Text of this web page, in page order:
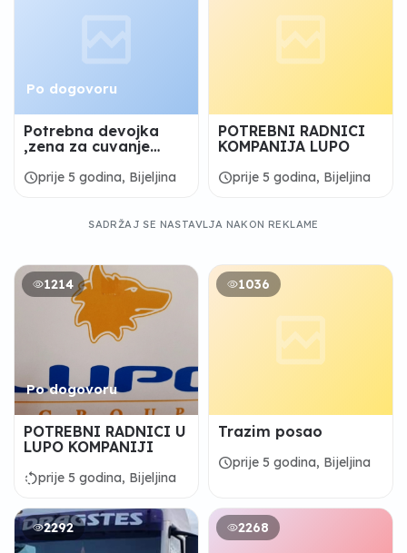
Po dogovoru
Potrebna devojka
,zena za cuvanje
scheduleprije 5 godina, Bijeljina
POTREBNI RADNICI
KOMPANIJA LUPO
scheduleprije 5 godina, Bijeljina
SADRŽAJ SE NASTAVLJA NAKON REKLAME
1214
Po dogovoru
POTREBNI RADNICI U
LUPO KOMPANIJI
rotate_leftprije 5 godina, Bijeljina
1036
Trazim posao
scheduleprije 5 godina, Bijeljina
2292 2268